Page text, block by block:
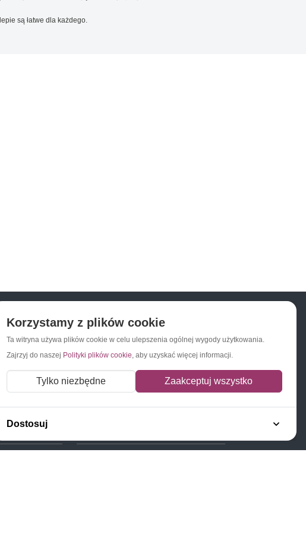
są łatwe dla każdego.
Napisz do nas Zapisz się do newslettera
Korzystamy z plików cookie
Ta witryna używa plików cookie w celu ulepszenia ogólnej wygody użytkowania.
Zajrzyj do naszej Polityki plików cookie, aby uzyskać więcej informacji.
Tylko niezbędne Zaakceptuj wszystko
Dostosuj